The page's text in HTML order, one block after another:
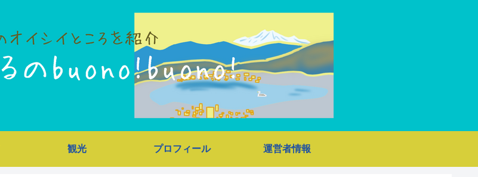
観光 プロフィール 運営者情報